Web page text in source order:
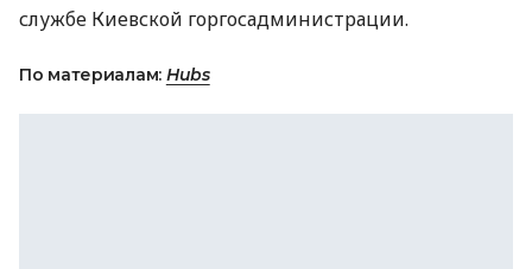
службе Киевской горгосадминистрации.
По материалам: Hubs